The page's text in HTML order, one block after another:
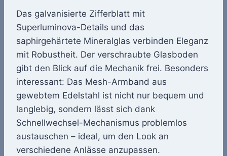
Das galvanisierte Zifferblatt mit
Superluminova-Details und das
saphirgehärtete Mineralglas verbinden Eleganz
mit Robustheit. Der verschraubte Glasboden
gibt den Blick auf die Mechanik frei. Besonders
interessant: Das Mesh-Armband aus
gewebtem Edelstahl ist nicht nur bequem und
langlebig, sondern lässt sich dank
Schnellwechsel-Mechanismus problemlos
austauschen – ideal, um den Look an
verschiedene Anlässe anzupassen.